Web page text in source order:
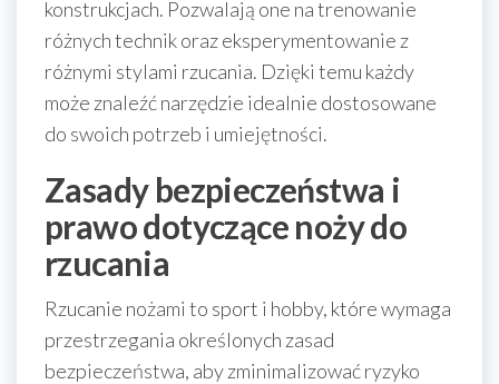
konstrukcjach. Pozwalają one na trenowanie
różnych technik oraz eksperymentowanie z
różnymi stylami rzucania. Dzięki temu każdy
może znaleźć narzędzie idealnie dostosowane
do swoich potrzeb i umiejętności.
Zasady bezpieczeństwa i
prawo dotyczące noży do
rzucania
Rzucanie nożami to sport i hobby, które wymaga
przestrzegania określonych zasad
bezpieczeństwa, aby zminimalizować ryzyko